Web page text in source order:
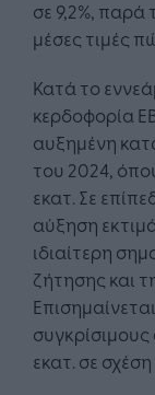
σε 9,2%, παρά
μέσες τιμές
Κατά το
κερδοφορία
αυξημένη
του 2024,
εκατ. Σε
αύξηση
ιδιαίτερη
ζήτησης και
εκατ. σε